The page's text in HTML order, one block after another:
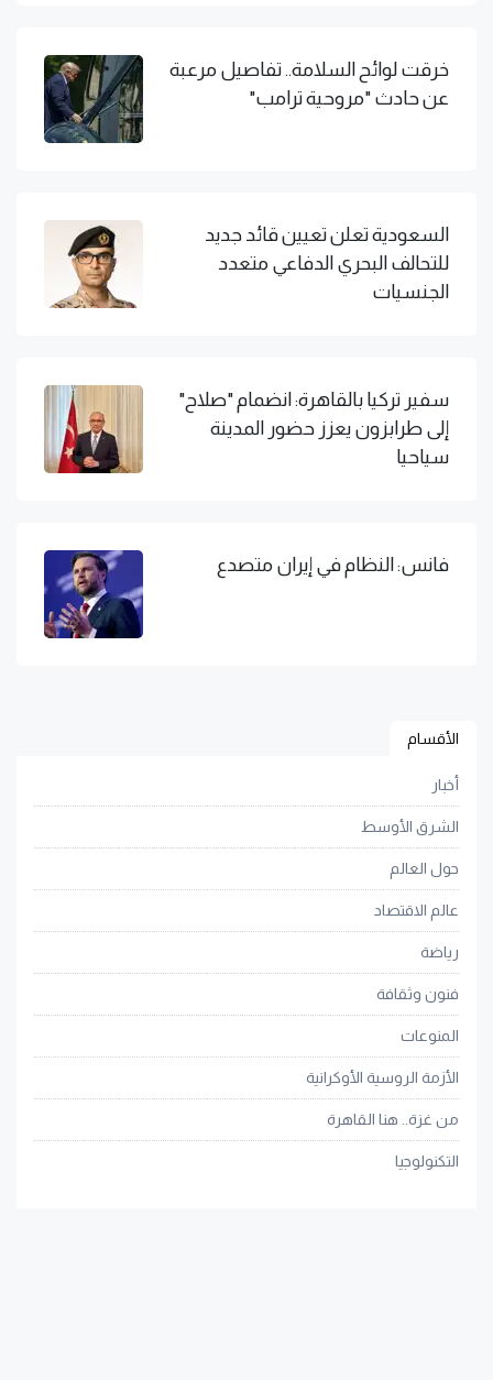
خرقت لوائح السلامة.. تفاصيل مرعبة
عن حادث "مروحية ترامب"
السعودية تعلن تعيين قائد جديد
للتحالف البحري الدفاعي متعدد
الجنسيات
سفير تركيا بالقاهرة: انضمام "صلاح"
إلى طرابزون يعزز حضور المدينة
سياحيا
فانس: النظام في إيران متصدع
الأقسام
أخبار
الشرق الأوسط
حول العالم
عالم الاقتصاد
رياضة
فنون وثقافة
المنوعات
الأزمة الروسية الأوكرانية
من غزة.. هنا القاهرة
التكنولوجيا